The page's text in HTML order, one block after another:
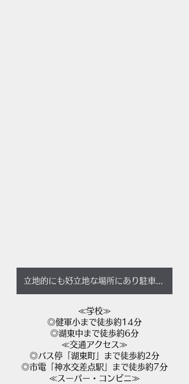
≪学校≫
◎健軍小まで徒歩約14分
◎湖東中まで徒歩約6分
≪交通アクセス≫
◎バス停「湖東町」まで徒歩約2分
◎市電「神水交差点駅」まで徒歩約7分
≪スーパー・コンビニ≫